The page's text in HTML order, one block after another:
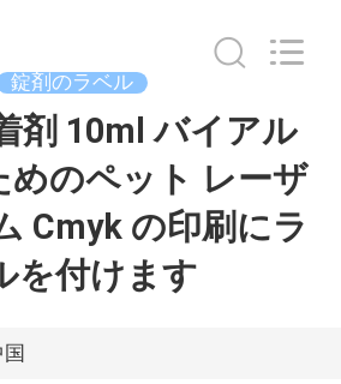
錠剤のラベル
剤 10ml バイアル
めのペット レーザ
Cmyk の印刷にラ
を付けます